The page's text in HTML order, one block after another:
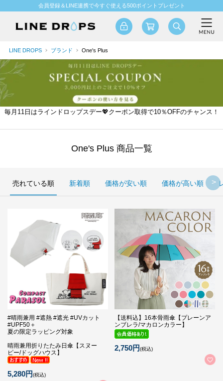
会員登録＆LINE連携で今すぐ使える500ポイントプレゼント
LINE DROPS ブランド One's Plus
毎月11日はラインドロップスデー💖クーポン取得で10％OFFのチャンス！
One's Plus 商品一覧
売れている順 新着順 価格が安い順 価格が高い順
#晴雨兼用 #遮熱 #遮光 #UVカット
#UPF50＋
夏の限定ラッピング対象
晴雨兼用折りたたみ日傘【スヌー
ピー/ドッグハウス】
5,280円(税込)
【送料込】16本骨雨傘【プレーンア
ンブレラ/マカロンカラー】
2,750円(税込)